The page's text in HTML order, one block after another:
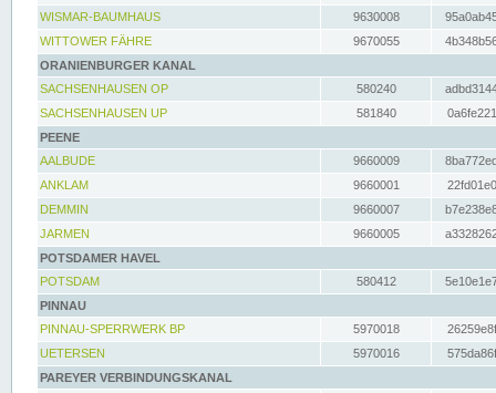
WISMAR-BAUMHAUS
9630008
WITTOWER FÄHRE
9670055
ORANIENBURGER KANAL
SACHSENHAUSEN OP
580240
SACHSENHAUSEN UP
581840
PEENE
AALBUDE
9660009
ANKLAM
9660001
DEMMIN
9660007
JARMEN
9660005
POTSDAMER HAVEL
POTSDAM
580412
PINNAU
PINNAU-SPERRWERK BP
5970018
UETERSEN
5970016
PAREYER VERBINDUNGSKANAL